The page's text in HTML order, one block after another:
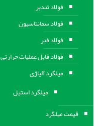
فولاد تندبر
فولاد سمانتاسیون
فولاد فنر
فولاد قابل عملیات حرارتی
ميلگرد آلیاژی
میلگرد استیل
قیمت میلگرد